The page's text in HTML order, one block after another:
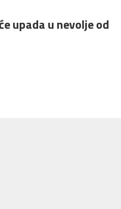
upada u nevolje od